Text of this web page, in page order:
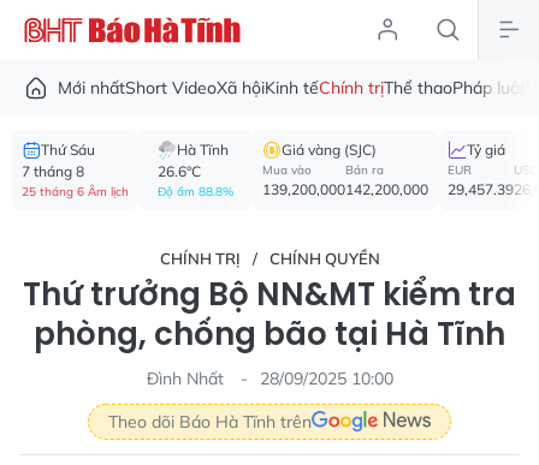
Mới nhấtShort VideoXã hộiKinh tếChính trịThể thaoPháp luật
Thứ Sáu
7 tháng 8
25 tháng 6 Âm lịch
Hà Tĩnh
26.6°C
Độ ẩm 88.8%
Giá vàng (SJC)
Mua vào
139,200,000
Bán ra
142,200,000
Tỷ giá
EUR
29,457.39
USD
CHÍNH TRỊ CHÍNH QUYỀN
Thứ trưởng Bộ NN&MT kiểm tra
phòng, chống bão tại Hà Tĩnh
Đình Nhất
28/09/2025 10:00
Theo dõi Báo Hà Tĩnh trên